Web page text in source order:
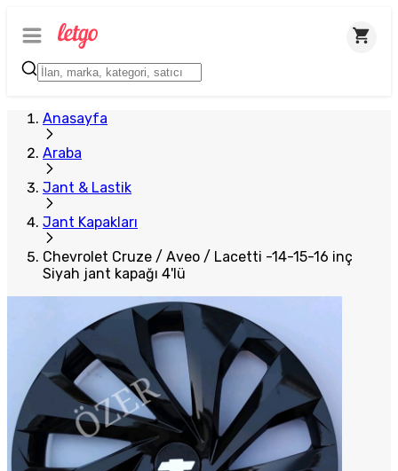
Anasayfa
Araba
Jant & Lastik
Jant Kapakları
Chevrolet Cruze / Aveo / Lacetti -14-15-16 inç
Siyah jant kapağı 4'lü
Plus Satıcı